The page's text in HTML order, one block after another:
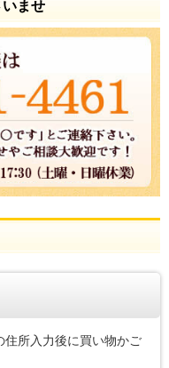
ませ
住所入力後に買い物かご